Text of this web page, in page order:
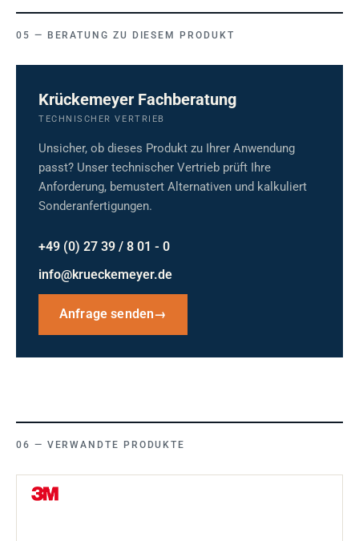
BERATUNG ZU DIESEM PRODUKT
Krückemeyer Fachberatung
TECHNISCHER VERTRIEB
Unsicher, ob dieses Produkt zu Ihrer Anwendung
passt? Unser technischer Vertrieb prüft Ihre
Anforderung, bemustert Alternativen und kalkuliert
Sonderanfertigungen.
+49 (0) 27 39 / 8 01 - 0
info@krueckemeyer.de
Anfrage senden→
VERWANDTE PRODUKTE